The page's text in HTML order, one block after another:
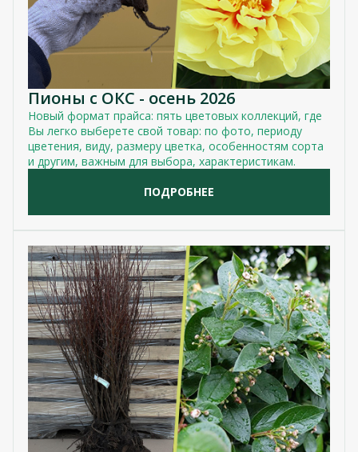
Пионы с ОКС - осень 2026
Новый формат прайса: пять цветовых коллекций, где
Вы легко выберете свой товар: по фото, периоду
цветения, виду, размеру цветка, особенностям сорта
и другим, важным для выбора, характеристикам.
ПОДРОБНЕЕ